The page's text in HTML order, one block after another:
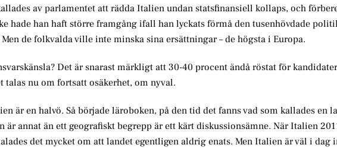
av parlamentet att rädda Italien undan statsfinansiell kollaps, och
hade han haft större framgång ifall han lyckats förmå den tusenhövdade
de folkvalda ville inte minska sina ersättningar – de högsta i Europa.
Det är snarast märkligt att 30-40 procent ändå röstat för
talas nu om fortsatt osäkerhet, om nyval.
är en halvö. Så började läroboken, på den tid det fanns vad som kallades en
är annat än ett geografiskt begrepp är ett kärt diskussionsämne. När Italien
det mycket om att landet egentligen aldrig enats. Men Italien är väl i